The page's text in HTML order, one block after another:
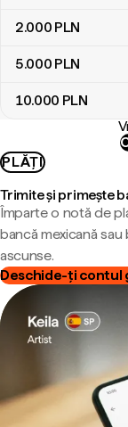
2.000 PLN
5.000 PLN
10.000 PLN
PLĂȚI
Trimite și primește
Împarte o notă de
bancă mexicană sau
ascunse.
Deschide-ți contul